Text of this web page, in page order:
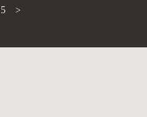
5 >